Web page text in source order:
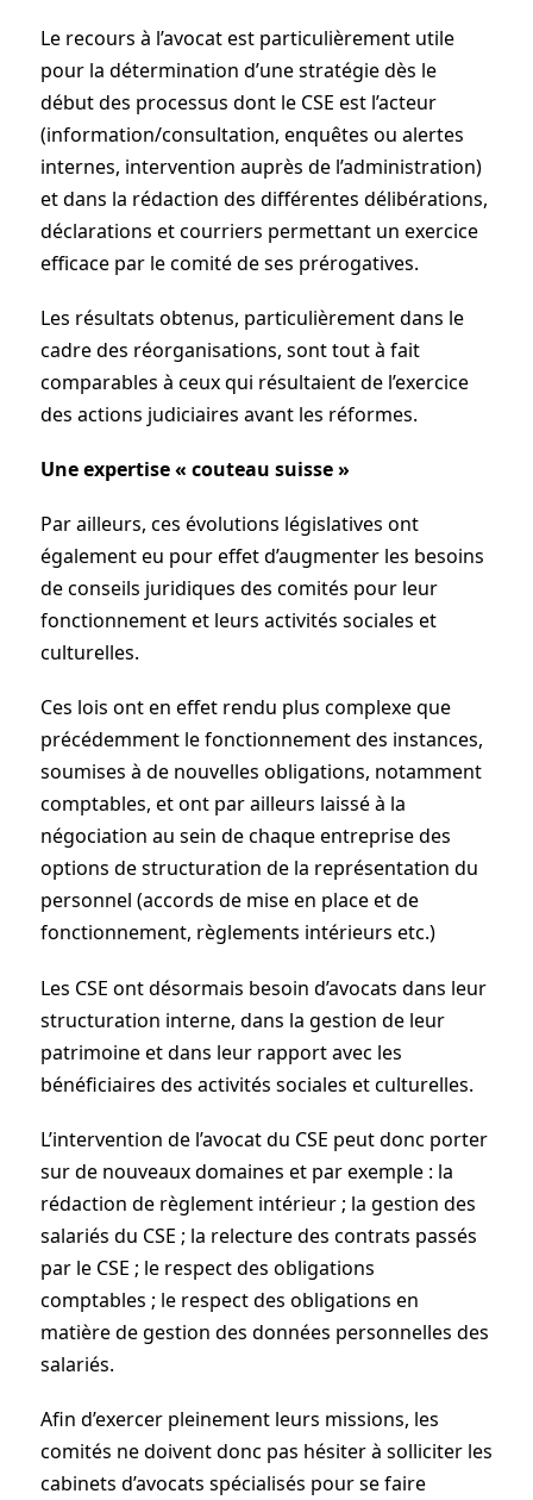
Le recours à l’avocat est particulièrement utile
pour la détermination d’une stratégie dès le
début des processus dont le CSE est l’acteur
(information/consultation, enquêtes ou alertes
internes, intervention auprès de l’administration)
et dans la rédaction des différentes délibérations,
déclarations et courriers permettant un exercice
efficace par le comité de ses prérogatives.
Les résultats obtenus, particulièrement dans le
cadre des réorganisations, sont tout à fait
comparables à ceux qui résultaient de l’exercice
des actions judiciaires avant les réformes.
Une expertise « couteau suisse »
Par ailleurs, ces évolutions législatives ont
également eu pour effet d’augmenter les besoins
de conseils juridiques des comités pour leur
fonctionnement et leurs activités sociales et
culturelles.
Ces lois ont en effet rendu plus complexe que
précédemment le fonctionnement des instances,
soumises à de nouvelles obligations, notamment
comptables, et ont par ailleurs laissé à la
négociation au sein de chaque entreprise des
options de structuration de la représentation du
personnel (accords de mise en place et de
fonctionnement, règlements intérieurs etc.)
Les CSE ont désormais besoin d’avocats dans leur
structuration interne, dans la gestion de leur
patrimoine et dans leur rapport avec les
bénéficiaires des activités sociales et culturelles.
L’intervention de l’avocat du CSE peut donc porter
sur de nouveaux domaines et par exemple : la
rédaction de règlement intérieur ; la gestion des
salariés du CSE ; la relecture des contrats passés
par le CSE ; le respect des obligations
comptables ; le respect des obligations en
matière de gestion des données personnelles des
salariés.
Afin d’exercer pleinement leurs missions, les
comités ne doivent donc pas hésiter à solliciter les
cabinets d’avocats spécialisés pour se faire